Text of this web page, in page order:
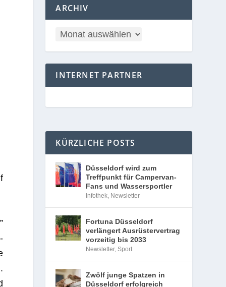
ARCHIV
INTERNET PARTNER
KÜRZLICHE POSTS
Düsseldorf wird zum
Treffpunkt für Campervan-
Fans und Wassersportler
Infothek, Newsletter
Fortuna Düsseldorf
verlängert Ausrüstervertrag
vorzeitig bis 2033
Newsletter,Sport
Zwölf junge Spatzen in
Düsseldorf erfolgreich